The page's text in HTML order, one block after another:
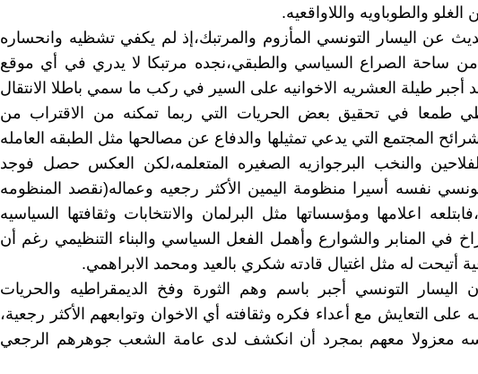
والطوباويه واللاواقعيه.
عن اليسار التونسي المأزوم والمرتبك،إذ لم يكفي تشظيه وانحساره
ساحة الصراع السياسي والطبقي،نجده مرتبكا لا يدري في أي موقع
أجبر طيلة العشريه الاخوانيه على السير في ركب ما سمي باطلا الانتقال
طمعا في تحقيق بعض الحريات التي ربما تمكنه من الاقتراب من
المجتمع التي يدعي تمثيلها والدفاع عن مصالحها مثل الطبقه العامله
والنخب البرجوازيه الصغيره المتعلمه،لكن العكس حصل فوجد
نفسه أسيرا منظومة اليمين الأكثر رجعيه وعماله(نقصد المنظومه
اعلامها ومؤسساتها مثل البرلمان والانتخابات وثقافتها السياسيه
في المنابر والشوارع وأهمل الفعل السياسي والبناء التنظيمي رغم أن
أتيحت له مثل اغتيال قادته شكري بالعيد ومحمد الابراهمي.
اليسار التونسي أجبر باسم وهم الثورة وفخ الديمقراطيه والحريات
على التعايش مع أعداء فكره وثقافته أي الاخوان وتوابعهم الأكثر رجعية،
معزولا معهم بمجرد أن انكشف لدى عامة الشعب جوهرهم الرجعي